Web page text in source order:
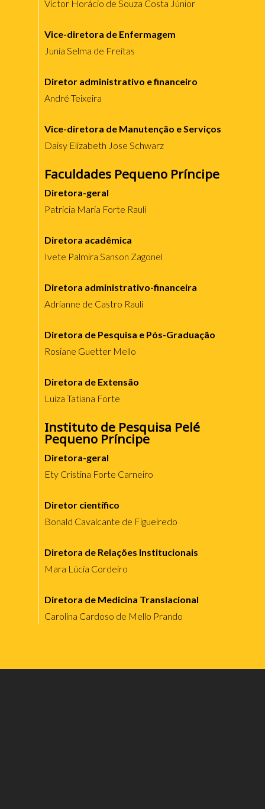
Victor Horácio de Souza Costa Júnior
Vice-diretora de Enfermagem
Junia Selma de Freitas
Diretor administrativo e financeiro
André Teixeira
Vice-diretora de Manutenção e Serviços
Daisy Elizabeth Jose Schwarz
Faculdades Pequeno Príncipe
Diretora-geral
Patricia Maria Forte Rauli
Diretora acadêmica
Ivete Palmira Sanson Zagonel
Diretora administrativo-financeira
Adrianne de Castro Rauli
Diretora de Pesquisa e Pós-Graduação
Rosiane Guetter Mello
Diretora de Extensão
Luiza Tatiana Forte
Instituto de Pesquisa Pelé
Pequeno Príncipe
Diretora-geral
Ety Cristina Forte Carneiro
Diretor científico
Bonald Cavalcante de Figueiredo
Diretora de Relações Institucionais
Mara Lúcia Cordeiro
Diretora de Medicina Translacional
Carolina Cardoso de Mello Prando